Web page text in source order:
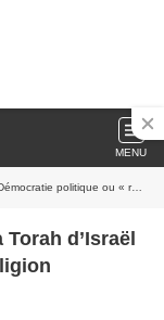
MENU
ou « religion démocratique » ?
d’Israël